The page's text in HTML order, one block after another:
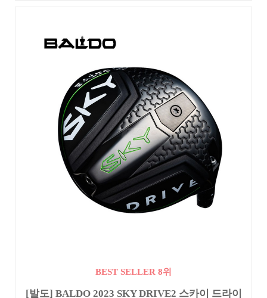
BEST SELLER 8위
[발도] BALDO 2023 SKY DRIVE2 스카이 드라이